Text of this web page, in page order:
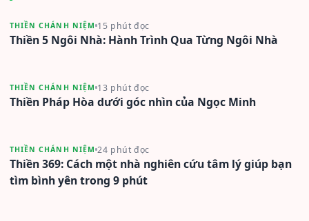
THIỀN CHÁNH NIỆM 15 phút đọc
Thiền 5 Ngôi Nhà: Hành Trình Qua Từng Ngôi Nhà
THIỀN CHÁNH NIỆM 13 phút đọc
Thiền Pháp Hòa dưới góc nhìn của Ngọc Minh
THIỀN CHÁNH NIỆM 24 phút đọc
Thiền 369: Cách một nhà nghiên cứu tâm lý giúp bạn
tìm bình yên trong 9 phút